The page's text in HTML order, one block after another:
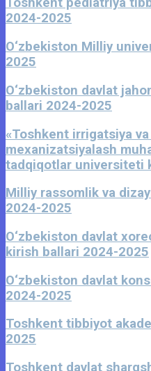
Toshkent pediatriya
2024-2025
O‘zbekiston Milliy
2025
O‘zbekiston davlat
ballari 2024-2025
«Toshkent irrigatsiya
mexanizatsiyalash
tadqiqotlar universiteti
Milliy rassomlik va
2024-2025
O‘zbekiston davlat
kirish ballari 2024-2025
O‘zbekiston davlat
2024-2025
Toshkent tibbiyot
2025
Toshkent davlat